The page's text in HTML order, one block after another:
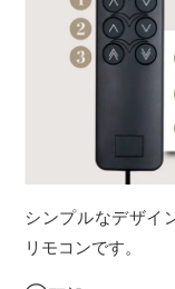
シンプルなデザイ
リモコンです。